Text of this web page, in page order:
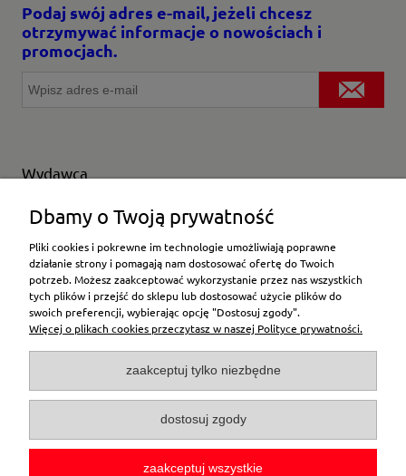
Podaj swój adres e-mail, jeżeli chcesz
otrzymywać informacje o nowościach i
promocjach.
Wydawca
Wybierz producenta
Moje konto
Płatności i dostawa
Pomoc
O firmie
Dbamy o Twoją prywatność
Pliki cookies i pokrewne im technologie umożliwiają poprawne
działanie strony i pomagają nam dostosować ofertę do Twoich
potrzeb. Możesz zaakceptować wykorzystanie przez nas wszystkich
tych plików i przejść do sklepu lub dostosować użycie plików do
swoich preferencji, wybierając opcję "Dostosuj zgody".
Więcej o plikach cookies przeczytasz w naszej Polityce prywatności.
zaakceptuj tylko niezbędne
dostosuj zgody
zaakceptuj wszystkie